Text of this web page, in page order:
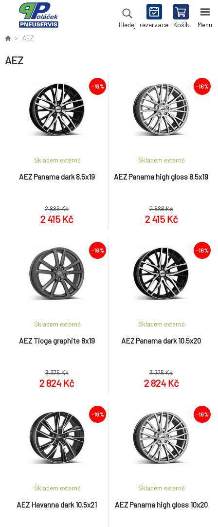
Hledej rezervace Košík Menu
AEZ
AEZ
-16%
AEZ Panama dark 8.5x19
Skladem externě
2 886 Kč
2 415 Kč
-16%
AEZ Panama high gloss 8.5x19
Skladem externě
2 886 Kč
2 415 Kč
-16%
AEZ Tioga graphite 8x19
Skladem externě
3 375 Kč
2 824 Kč
-16%
AEZ Panama dark 10.5x20
Skladem externě
3 375 Kč
2 824 Kč
-16%
AEZ Havanna dark 10.5x21
Skladem externě
-16%
AEZ Panama high gloss 10x20
Skladem externě